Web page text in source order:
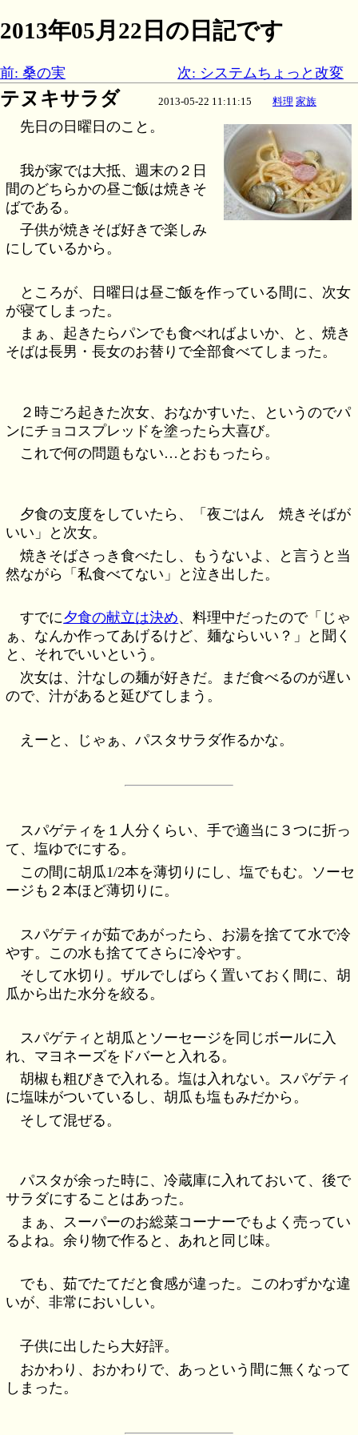
2013年05月22日の日記です
前: 桑の実 次: システムちょっと改変
テヌキサラダ 2013-05-22 11:11:15 料理 家族
先日の日曜日のこと。
我が家では大抵、週末の２日
間のどちらかの昼ご飯は焼きそ
ばである。
子供が焼きそば好きで楽しみ
にしているから。
ところが、日曜日は昼ご飯を作っている間に、次女
が寝てしまった。
まぁ、起きたらパンでも食べればよいか、と、焼き
そばは長男・長女のお替りで全部食べてしまった。
２時ごろ起きた次女、おなかすいた、というのでパ
ンにチョコスプレッドを塗ったら大喜び。
これで何の問題もない…とおもったら。
夕食の支度をしていたら、「夜ごはん 焼きそばが
いい」と次女。
焼きそばさっき食べたし、もうないよ、と言うと当
然ながら「私食べてない」と泣き出した。
すでに夕食の献立は決め、料理中だったので「じゃ
ぁ、なんか作ってあげるけど、麺ならいい？」と聞く
と、それでいいという。
次女は、汁なしの麺が好きだ。まだ食べるのが遅い
ので、汁があると延びてしまう。
えーと、じゃぁ、パスタサラダ作るかな。
スパゲティを１人分くらい、手で適当に３つに折っ
て、塩ゆでにする。
この間に胡瓜1/2本を薄切りにし、塩でもむ。ソーセ
ージも２本ほど薄切りに。
スパゲティが茹であがったら、お湯を捨てて水で冷
やす。この水も捨ててさらに冷やす。
そして水切り。ザルでしばらく置いておく間に、胡
瓜から出た水分を絞る。
スパゲティと胡瓜とソーセージを同じボールに入
れ、マヨネーズをドバーと入れる。
胡椒も粗びきで入れる。塩は入れない。スパゲティ
に塩味がついているし、胡瓜も塩もみだから。
そして混ぜる。
パスタが余った時に、冷蔵庫に入れておいて、後で
サラダにすることはあった。
まぁ、スーパーのお総菜コーナーでもよく売ってい
るよね。余り物で作ると、あれと同じ味。
でも、茹でたてだと食感が違った。このわずかな違
いが、非常においしい。
子供に出したら大好評。
おかわり、おかわりで、あっという間に無くなって
しまった。